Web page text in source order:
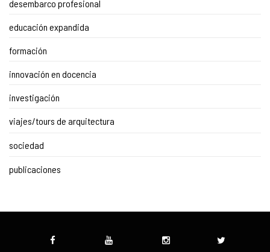
desembarco profesional
educación expandida
formación
innovación en docencia
investigación
viajes/tours de arquitectura
sociedad
publicaciones